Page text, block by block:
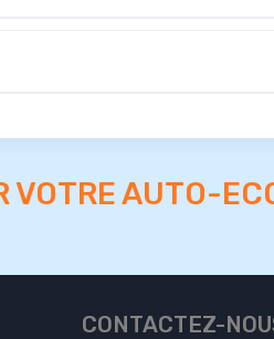
VOTRE AUTO-
CONTACTEZ-